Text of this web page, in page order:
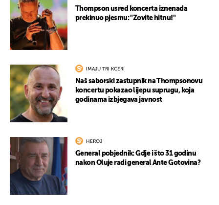
Thompson usred koncerta iznenada
prekinuo pjesmu: "Zovite hitnu!"
IMAJU TRI KĆERI
Naš saborski zastupnik na Thompsonovu
koncertu pokazao lijepu suprugu, koja
godinama izbjegava javnost
HEROJ
General pobjednik: Gdje i što 31 godinu
nakon Oluje radi general Ante Gotovina?